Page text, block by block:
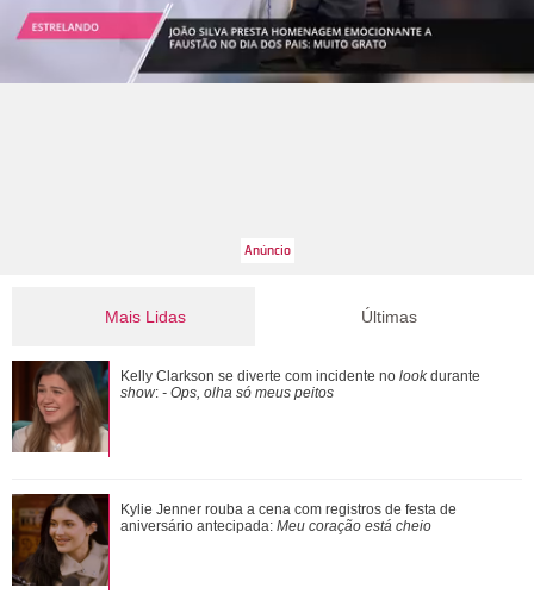
Mais Lidas
Mais de 20 anos após divórcio, Jennifer Aniston e Brad Pitt
estariam se reaproximando, diz ...
Relacionamento com Alice Carvalho e mais.... Veja o que
revelou a série documental Meu Nome ...
Últimas
Kelly Clarkson se diverte com incidente no lookdurante
show: - Ops, olha só meus peitos
Kylie Jenner rouba a cena com registros de festa de
aniversário antecipada: Meu coração está cheio